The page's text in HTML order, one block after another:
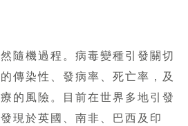
隨機過程。病毒變種引發關切
傳染性、發病率、死亡率，及
的風險。目前在世界多地引發
現於英國、南非、巴西及印